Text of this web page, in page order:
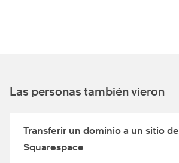
Las personas también vieron
Transferir un dominio a un sitio de
Squarespace